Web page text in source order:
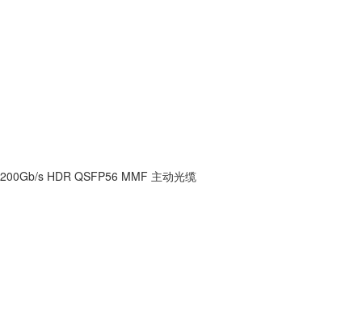
200Gb/s HDR QSFP56 MMF 主动光缆